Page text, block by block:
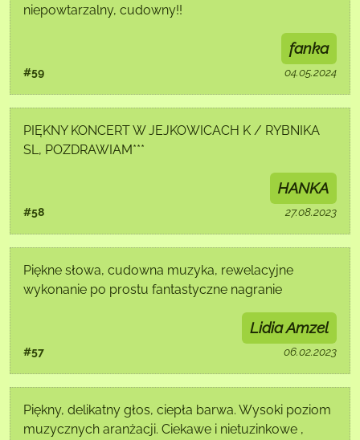
niepowtarzalny, cudowny!!
#59
fanka
04.05.2024
PIĘKNY KONCERT W JEJKOWICACH K / RYBNIKA
SL, POZDRAWIAM***
#58
HANKA
27.08.2023
Piękne słowa, cudowna muzyka, rewelacyjne
wykonanie po prostu fantastyczne nagranie
#57
Lidia Amzel
06.02.2023
Piękny, delikatny głos, ciepła barwa. Wysoki poziom
muzycznych aranżacji. Ciekawe i nietuzinkowe ,